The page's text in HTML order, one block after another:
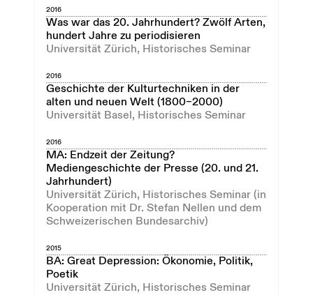
2016
Was war das 20. Jahrhundert? Zwölf Arten,
hundert Jahre zu periodisieren
Universität Zürich, Historisches Seminar
2016
Geschichte der Kulturtechniken in der
alten und neuen Welt (1800–2000)
Universität Basel, Historisches Seminar
2016
MA: Endzeit der Zeitung?
Mediengeschichte der Presse (20. und 21.
Jahrhundert)
Universität Zürich, Historisches Seminar (in
Kooperation mit Dr. Stefan Nellen und dem
Schweizerischen Bundesarchiv)
2015
BA: Great Depression: Ökonomie, Politik,
Poetik
Universität Zürich, Historisches Seminar